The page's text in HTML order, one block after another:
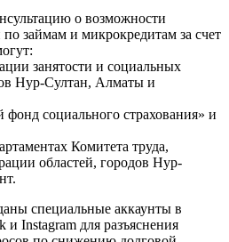
о возможности
займам и микрокредитам за счет
занятости и социальных
Нур-Султан, Алматы и
социального страхования» и
Комитета труда,
областей, городов Нур-
специальные аккаунты в
и Instagram для разъяснения